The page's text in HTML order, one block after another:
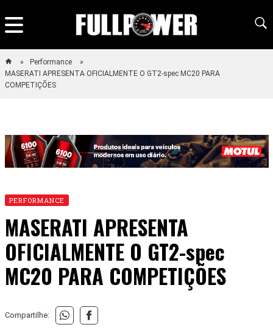
Performance
MASERATI APRESENTA OFICIALMENTE O GT2-spec MC20 PARA
COMPETIÇÕES
PERFORMANCE
MASERATI APRESENTA
OFICIALMENTE O GT2-spec
MC20 PARA COMPETIÇÕES
Compartilhe: